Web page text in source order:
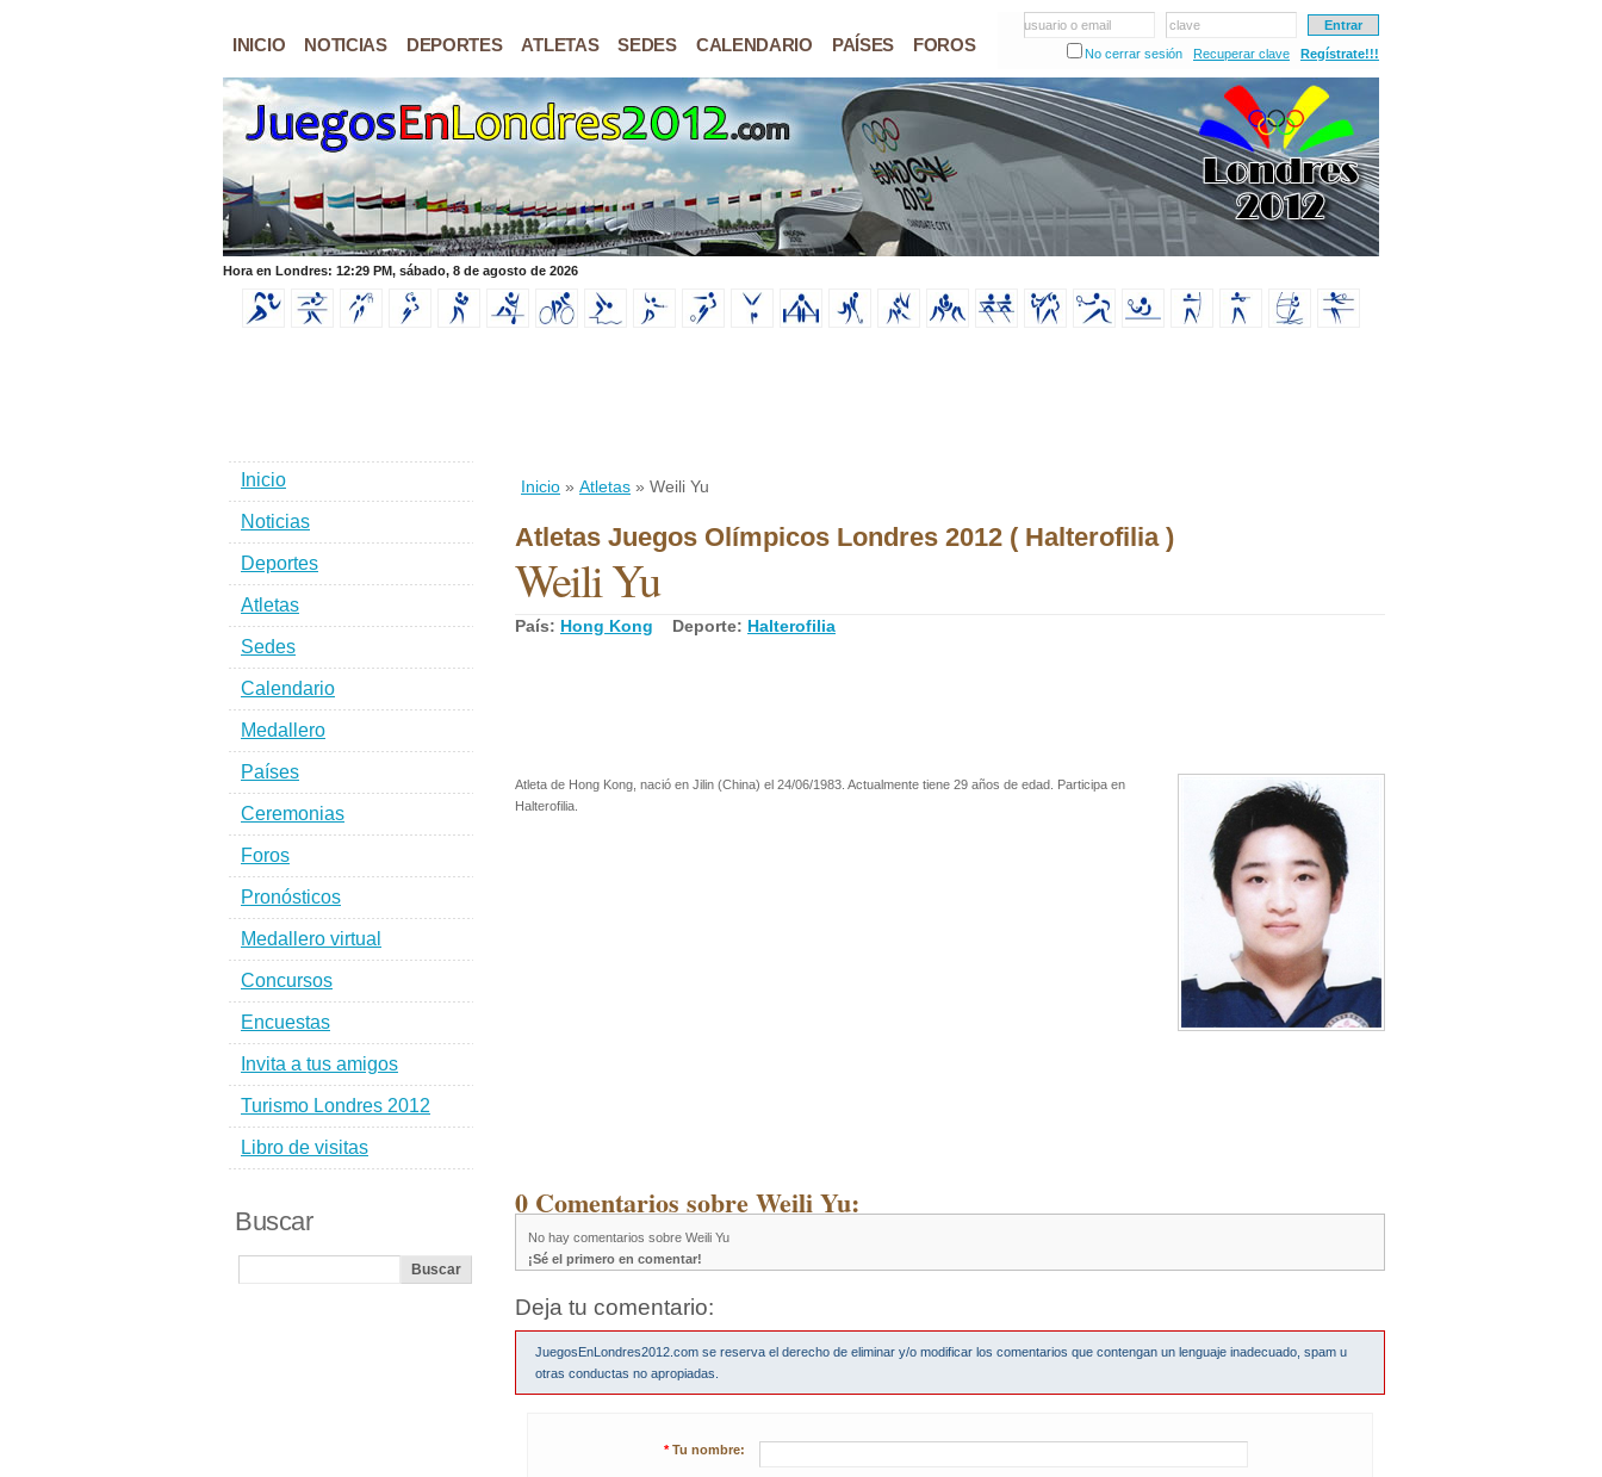
INICIO NOTICIAS DEPORTES ATLETAS SEDES CALENDARIO PAÍSES FOROS
usuario o email
clave
No cerrar sesión
Recuperar clave Regístrate!!!
Hora en Londres: 12:29 PM, sábado, 8 de agosto de 2026
Inicio » Atletas » Weili Yu
Atletas Juegos Olímpicos Londres 2012 ( Halterofilia )
Weili Yu
País: Hong Kong Deporte: Halterofilia
Atleta de Hong Kong, nació en Jilin (China) el 24/06/1983. Actualmente tiene 29 años de edad. Participa en
Halterofilia.
0 Comentarios sobre Weili Yu:
No hay comentarios sobre Weili Yu
¡Sé el primero en comentar!
Deja tu comentario:
JuegosEnLondres2012.com se reserva el derecho de eliminar y/o modificar los comentarios que contengan un lenguaje inadecuado, spam u
otras conductas no apropiadas.
* Tu nombre:
Inicio
Noticias
Deportes
Atletas
Sedes
Calendario
Medallero
Países
Ceremonias
Foros
Pronósticos
Medallero virtual
Concursos
Encuestas
Invita a tus amigos
Turismo Londres 2012
Libro de visitas
Buscar